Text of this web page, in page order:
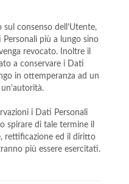
consenso dell’Utente,
più a lungo sino
revocato. Inoltre il
a conservare i Dati
in ottemperanza ad un
i Dati Personali
spirare di tale termine il
rettificazione ed il diritto
più essere esercitati.